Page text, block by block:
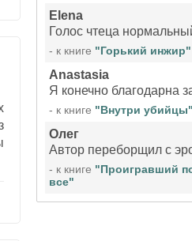
Elena
- к книге "Горький инжир"
Anastasia
- к книге "Внутри убийцы"
Олег
- к книге "Проигравший
все"